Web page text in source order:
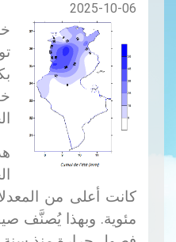
2025-10-06